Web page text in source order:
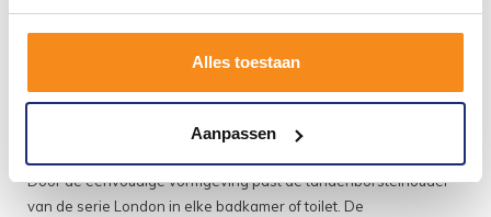
Alles toestaan
Aanpassen
- Merk: Sapho - Serie: London - Materiaal: Roestvrij staal -
Fabrieksgarantie: 3 jaar
London Vrijstaand Glanzend RVS
Door de eenvoudige vormgeving past de tandenborstelhouder
van de serie London in elke badkamer of toilet. De